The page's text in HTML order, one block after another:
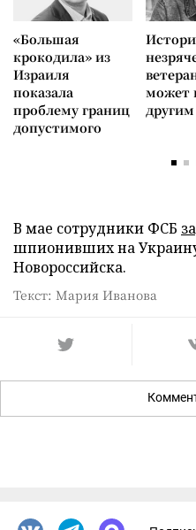
«Большая
крокодила» из
Израиля
показала
проблему границ
допустимого
может
другим
В мае сотрудники ФСБ
шпионивших на
Новороссийска.
Текст: Мария Иванова